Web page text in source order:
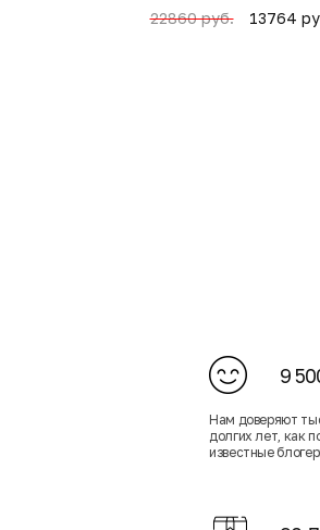
22860 руб. 13764
9
Нам доверяют
долгих лет, как
известные